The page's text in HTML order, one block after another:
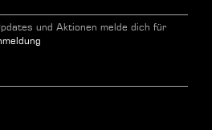
und Aktionen melde dich für